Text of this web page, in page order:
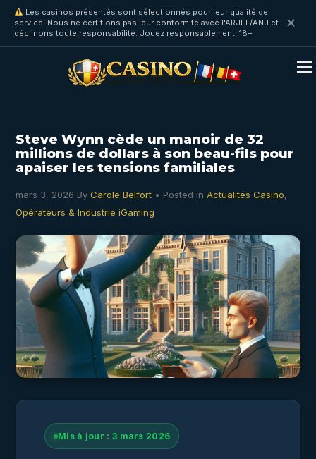
Les casinos présentés sont sélectionnés pour leur qualité de
service. Nous ne certifions pas leur conformité avec l'ARJEL/ANJ et
déclinons toute responsabilité. Jouez responsablement. 18+
✕
Steve Wynn cède un manoir de 32
millions de dollars à son beau-fils pour
apaiser les tensions familiales
mars 3, 2026 By Carole Belfort • Posted in Actualités Casino,
Opérateurs & Industrie iGaming
Mis à jour : 3 mars 2026